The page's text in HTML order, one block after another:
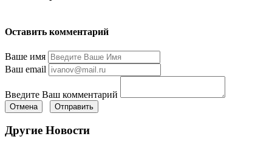
Оставить комментарий
Ваше имя
Ваш email
Введите Ваш комментарий
Отмена Отправить
Другие Новости